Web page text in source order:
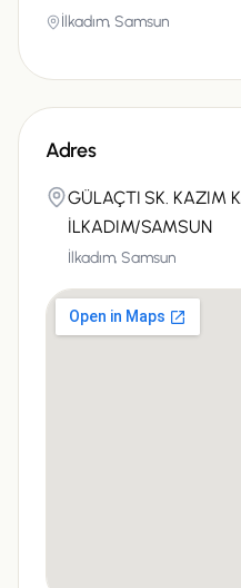
İlkadım,Samsun
Adres
GÜLAÇTI SK. KAZIM
İLKADIM/SAMSUN
İlkadım,Samsun